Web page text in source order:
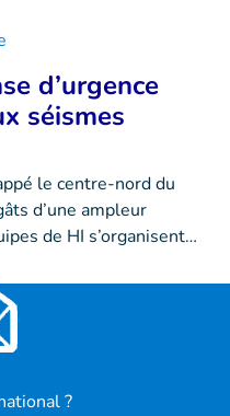
d’urgence
séismes
le centre-nord du
d’une ampleur
de HI s’organisent…
?